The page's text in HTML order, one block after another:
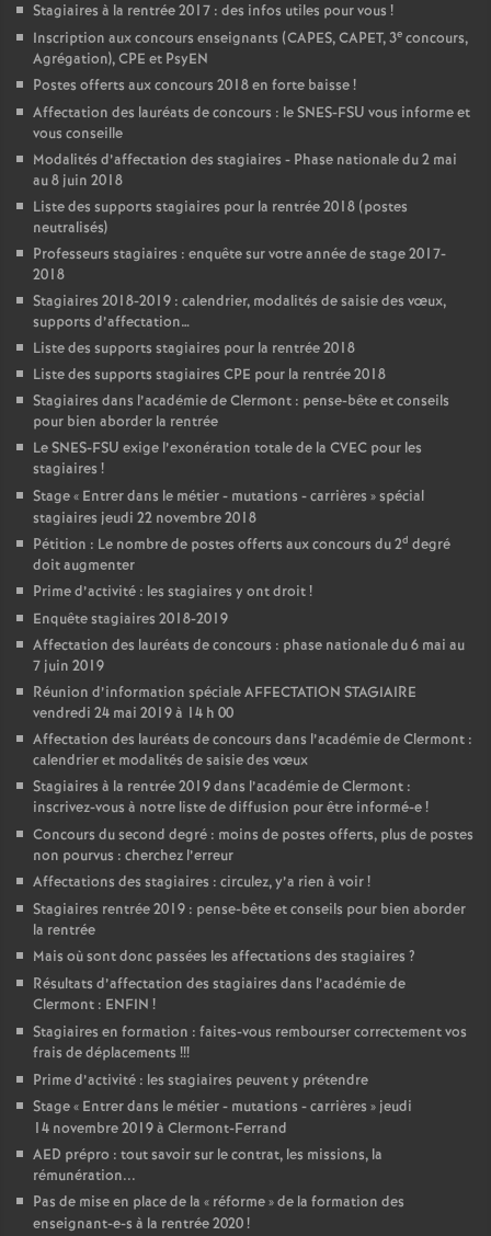
Stagiaires à la rentrée 2017 : des infos utiles pour vous !
Inscription aux concours enseignants (CAPES, CAPET, 3e concours,
Agrégation), CPE et PsyEN
Postes offerts aux concours 2018 en forte baisse!
Affectation des lauréats de concours : le SNES-FSU vous informe et
vous conseille
Modalités d’affectation des stagiaires - Phase nationale du 2 mai
au 8 juin 2018
Liste des supports stagiaires pour la rentrée 2018 (postes
neutralisés)
Professeurs stagiaires : enquête sur votre année de stage 2017-
2018
Stagiaires 2018-2019 : calendrier, modalités de saisie des vœux,
supports d’affectation…
Liste des supports stagiaires pour la rentrée 2018
Liste des supports stagiaires CPE pour la rentrée 2018
Stagiaires dans l’académie de Clermont : pense-bête et conseils
pour bien aborder la rentrée
Le SNES-FSU exige l’exonération totale de la CVEC pour les
stagiaires !
Stage « Entrer dans le métier - mutations - carrières » spécial
stagiaires jeudi 22 novembre 2018
Pétition : Le nombre de postes offerts aux concours du 2d degré
doit augmenter
Prime d’activité : les stagiaires y ont droit!
Enquête stagiaires 2018-2019
Affectation des lauréats de concours : phase nationale du 6 mai au
7 juin 2019
Réunion d’information spéciale AFFECTATION STAGIAIRE
vendredi 24 mai 2019 à 14 h 00
Affectation des lauréats de concours dans l’académie de Clermont :
calendrier et modalités de saisie des vœux
Stagiaires à la rentrée 2019 dans l’académie de Clermont :
inscrivez-vous à notre liste de diffusion pour être informé-e!
Concours du second degré : moins de postes offerts, plus de postes
non pourvus : cherchez l’erreur
Affectations des stagiaires : circulez, y’a rien à voir!
Stagiaires rentrée 2019 : pense-bête et conseils pour bien aborder
la rentrée
Mais où sont donc passées les affectations des stagiaires ?
Résultats d’affectation des stagiaires dans l’académie de
Clermont : ENFIN !
Stagiaires en formation : faites-vous rembourser correctement vos
frais de déplacements !!!
Prime d’activité : les stagiaires peuvent y prétendre
Stage « Entrer dans le métier - mutations - carrières » jeudi
14 novembre 2019 à Clermont-Ferrand
AED prépro : tout savoir sur le contrat, les missions, la
rémunération...
Pas de mise en place de la « réforme» de la formation des
enseignant-e-s à la rentrée 2020!